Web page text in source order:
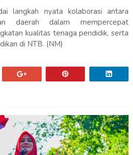
langkah nyata kolaborasi antara
daerah dalam mempercepat
kualitas tenaga pendidik, serta
di NTB. (NM)